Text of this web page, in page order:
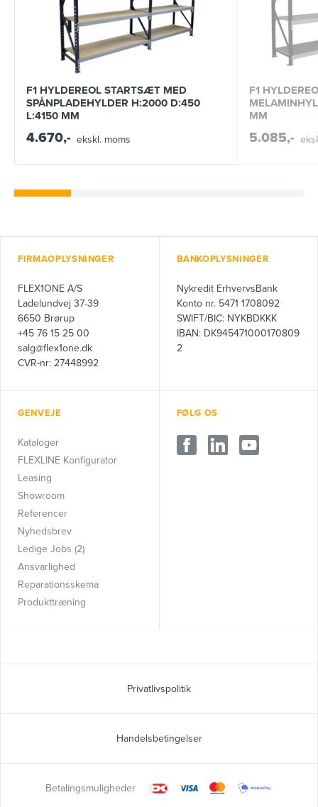
F1 HYLDEREOL STARTSÆT MED
SPÅNPLADEHYLDER H:2000 D:450
L:4150 MM
4.670,- ekskl. moms
F1
MM
5.085,-
FIRMAOPLYSNINGER
FLEX1ONE A/S
Ladelundvej 37-39
6650 Brørup
+45 76 15 25 00
salg@flex1one.dk
CVR-nr: 27448992
BANKOPLYSNINGER
Nykredit ErhvervsBank
Konto nr. 5471 1708092
SWIFT/BIC: NYKBDKKK
IBAN: DK945471000170809
2
GENVEJE
Kataloger
FLEXLINE Konfigurator
Leasing
Showroom
Referencer
Nyhedsbrev
Ledige Jobs (2)
Ansvarlighed
Reparationsskema
Produkttræning
FØLG OS
Privatlivspolitik
Handelsbetingelser
Betalingsmuligheder